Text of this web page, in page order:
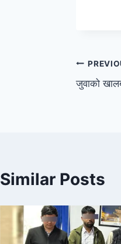
जुवाको
Similar Posts